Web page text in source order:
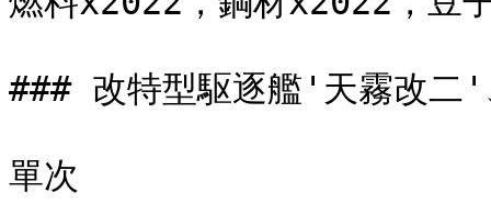
### 改特型駆逐艦'天霧改二'
單次